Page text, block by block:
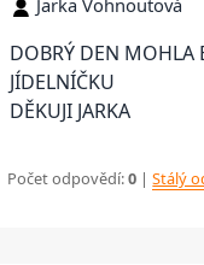
DOBRÝ DEN MOHLA
JÍDELNÍČKU
DĚKUJI JARKA
Počet odpovědí:0 |Stálý